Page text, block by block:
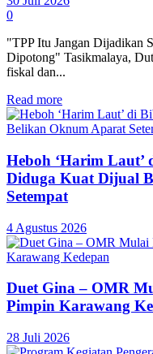
0
"TPP Itu Jangan Dijadikan
Dipotong" Tasikmalaya,
fiskal dan...
Read more
Heboh ‘Harim
Diduga Kuat Dijual
Setempat
4 Agustus 2026
Duet Gina – OMR
Pimpin Karawang
28 Juli 2026